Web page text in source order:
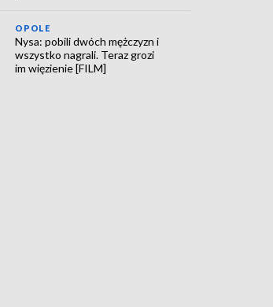
OPOLE
Nysa: pobili dwóch mężczyzn i
wszystko nagrali. Teraz grozi
im więzienie [FILM]